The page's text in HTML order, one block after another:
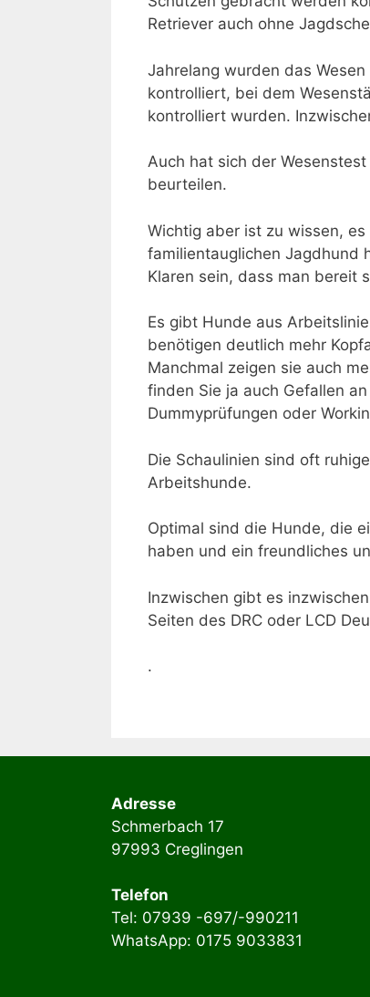
Retriever auch ohne
Jahrelang wurden das
kontrolliert, bei dem
kontrolliert wurden.
Auch hat sich der
beurteilen.
Wichtig aber ist zu wissen,
familientauglichen Jagdhund
Klaren sein, dass man bereit
Es gibt Hunde aus
benötigen deutlich mehr
Manchmal zeigen sie auch
finden Sie ja auch Gefallen
Dummyprüfungen oder
Die Schaulinien sind oft
Arbeitshunde.
Optimal sind die Hunde, die
haben und ein freundliches
Inzwischen gibt es
Seiten des DRC oder LCD
.
Adresse
Schmerbach 17
97993 Creglingen
Telefon
Tel: 07939 -697/-990211
WhatsApp: 0175 9033831